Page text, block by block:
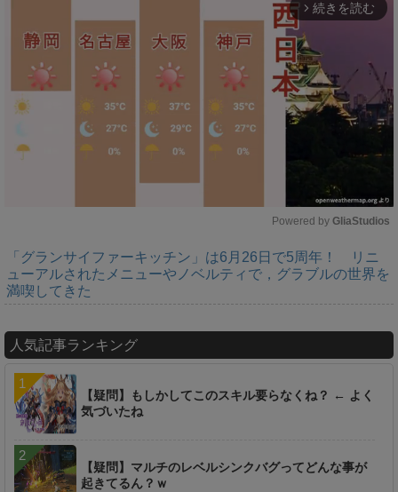
arrow_forward_ios 続きを読む
M
u
Powered by GliaStudios
「グランサイファーキッチン」は6月26日で5周年！ リニ
ューアルされたメニューやノベルティで，グラブルの世界を
満喫してきた
人気記事ランキング
【疑問】もしかしてこのスキル要らなくね？ ← よく
気づいたね
【疑問】マルチのレベルシンクバグってどんな事が
起きてるん？ｗ